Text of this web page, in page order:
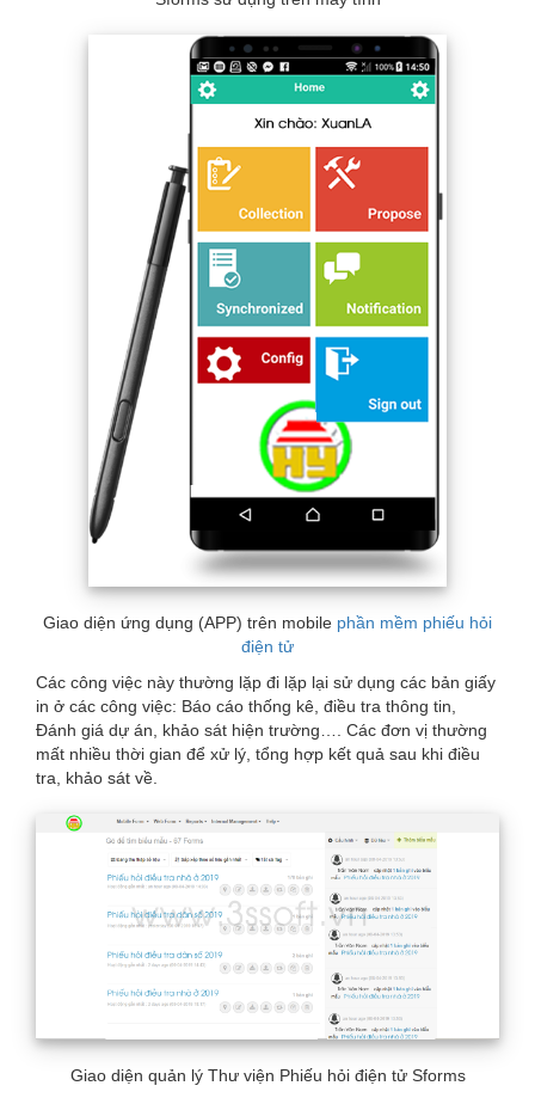
Giao diện ứng dụng (APP) trên mobile phần mềm phiếu hỏi
điện tử
Các công việc này thường lặp đi lặp lại sử dụng các bản giấy
in ở các công việc: Báo cáo thống kê, điều tra thông tin,
Đánh giá dự án, khảo sát hiện trường…. Các đơn vị thường
mất nhiều thời gian để xử lý, tổng hợp kết quả sau khi điều
tra, khảo sát về.
Giao diện quản lý Thư viện Phiếu hỏi điện tử Sforms